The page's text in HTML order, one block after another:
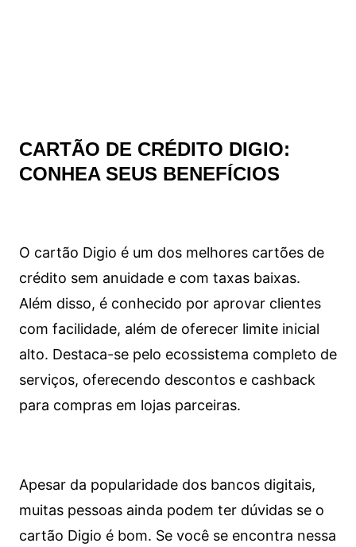
CARTÃO DE CRÉDITO DIGIO:
CONHEA SEUS BENEFÍCIOS
O cartão Digio é um dos melhores cartões de
crédito sem anuidade e com taxas baixas.
Além disso, é conhecido por aprovar clientes
com facilidade, além de oferecer limite inicial
alto. Destaca-se pelo ecossistema completo de
serviços, oferecendo descontos e cashback
para compras em lojas parceiras.
Apesar da popularidade dos bancos digitais,
muitas pessoas ainda podem ter dúvidas se o
cartão Digio é bom. Se você se encontra nessa